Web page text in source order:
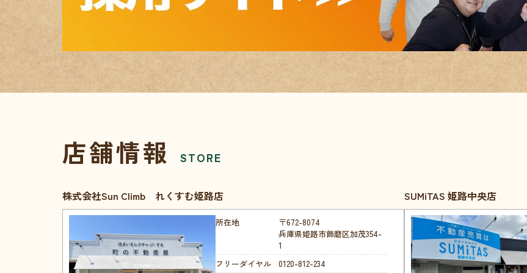
店舗情報 STORE
株式会社Sun Climb れくすむ姫路店
所在地
〒672-8074
兵庫県姫路市飾磨区加茂354-
1
フリーダイヤル
0120-812-234
SUMiTAS 姫路中央店